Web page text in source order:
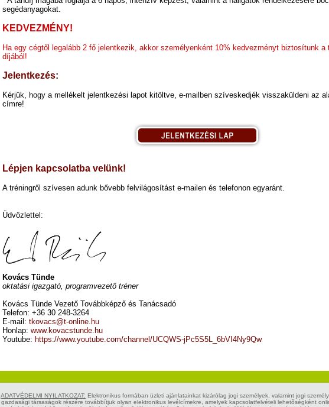
segédanyagokat.
KEDVEZMÉNY!
Ha egy cégtől legalább 2 fő jelentkezik, akkor személyenként 10% kedvezményt biztosítunk a
díjából!
Jelentkezés:
Kérjük, hogy a mellékelt jelentkezési lapot kitöltve, e-mailben szíveskedjék visszaküldeni az
címre!
Lépjen kapcsolatba velünk!
A tréningről szívesen adunk bővebb felvilágosítást e-mailen és telefonon egyaránt.
Üdvözlettel:
Kovács Tünde
oktatási igazgató, programvezető tréner
Kovács Tünde Vezető Továbbképző és Tanácsadó
Telefon: +36 30 248-3264
E-mail: tkovacs@t-online.hu
Honlap: www.kovacstunde.hu
Youtube: https://www.youtube.com/channel/UCQWS-jPc5S5L_6bVI4Ny9Qw
ADATVÉDELMI NYILATKOZAT: Elektronikus formában üzleti ajánlatainkat kizárólag jogi személyek, valamint jogi
gazdasági társaságok részére továbbítjuk olyan elektronikus levélcímekre, amelyek kapcsolatfelvételi lehetőségként